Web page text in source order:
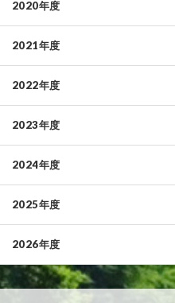
2020年度
2021年度
2022年度
2023年度
2024年度
2025年度
2026年度